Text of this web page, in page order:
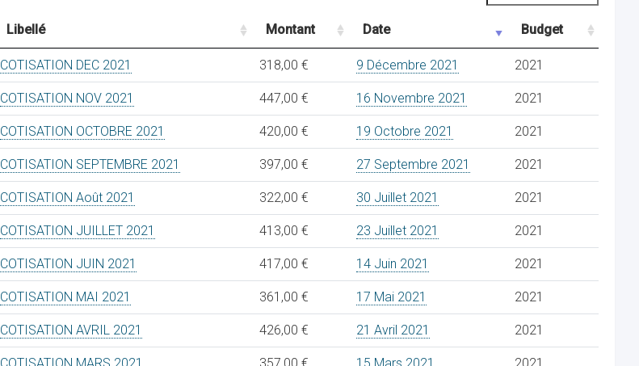
Libellé Montant Date Budget
COTISATION DEC 2021 318,00 € 9 Décembre 2021 2021
COTISATION NOV 2021 447,00 € 16 Novembre 2021 2021
COTISATION OCTOBRE 2021 420,00 € 19 Octobre 2021 2021
COTISATION SEPTEMBRE 2021 397,00 € 27 Septembre 2021 2021
COTISATION Août 2021 322,00 € 30 Juillet 2021 2021
COTISATION JUILLET 2021 413,00 € 23 Juillet 2021 2021
COTISATION JUIN 2021 417,00 € 14 Juin 2021 2021
COTISATION MAI 2021 361,00 € 17 Mai 2021 2021
COTISATION AVRIL 2021 426,00 € 21 Avril 2021 2021